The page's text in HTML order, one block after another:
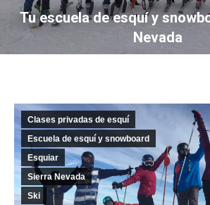
Tu escuela de esquí y
Nevada
You are here:
Clases privadas de esquí
Escuela de esquí y snowboard
Esquiar
Sierra Nevada
Ski